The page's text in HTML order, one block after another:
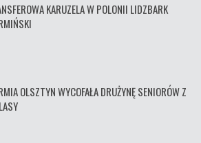
KARUZELA W POLONII LIDZBARK
OLSZTYN WYCOFAŁA DRUŻYNĘ SENIORÓW Z